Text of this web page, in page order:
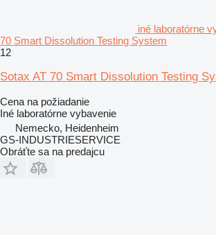
iné laboratórne
70 Smart Dissolution Testing System
12
Sotax AT 70 Smart Dissolution Testing
Cena na požiadanie
Iné laboratórne vybavenie
Nemecko, Heidenheim
GS-INDUSTRIESERVICE
Obráťte sa na predajcu